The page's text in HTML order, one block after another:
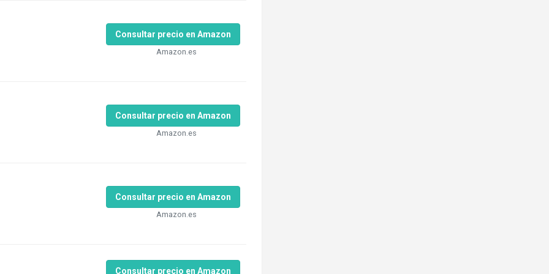
Consultar precio en Amazon
Amazon.es
Consultar precio en Amazon
Amazon.es
Consultar precio en Amazon
Amazon.es
Consultar precio en Amazon